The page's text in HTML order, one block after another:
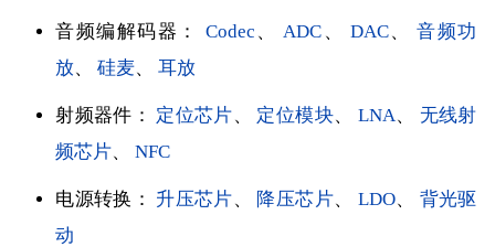
音频编解码器： Codec 、 ADC 、 DAC、音频功
放、硅麦、耳放
射频器件： 定位芯片、 定位模块、 LNA、 无线射
频芯片、NFC
电源转换： 升压芯片、 降压芯片、 LDO、 背光驱
动